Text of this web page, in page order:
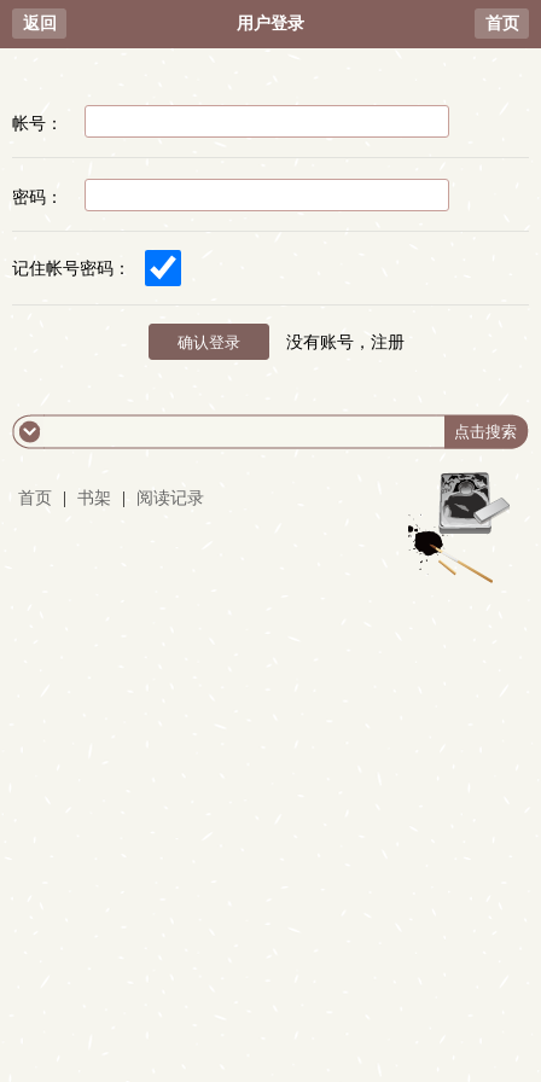
返回 用户登录 首页
帐号：
密码：
记住帐号密码：
没有账号，注册
首页 书架 阅读记录